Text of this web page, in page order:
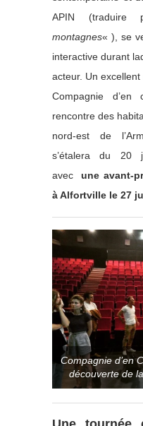
APIN
montagnes« ), se
interactive durant
acteur. Un
Compagnie
rencontre des
nord-est de
s’étalera du 20
avecune avant-
à Alfortville le 27
Compagnie d’en
découverte de